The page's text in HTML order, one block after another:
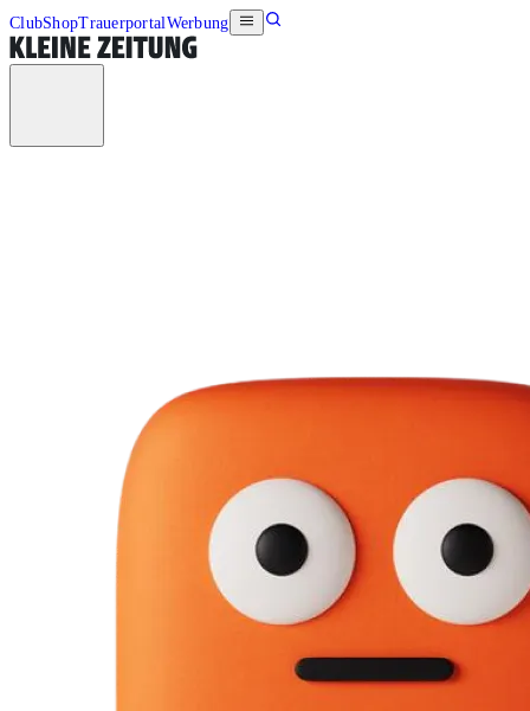
ClubShopTrauerportalWerbung